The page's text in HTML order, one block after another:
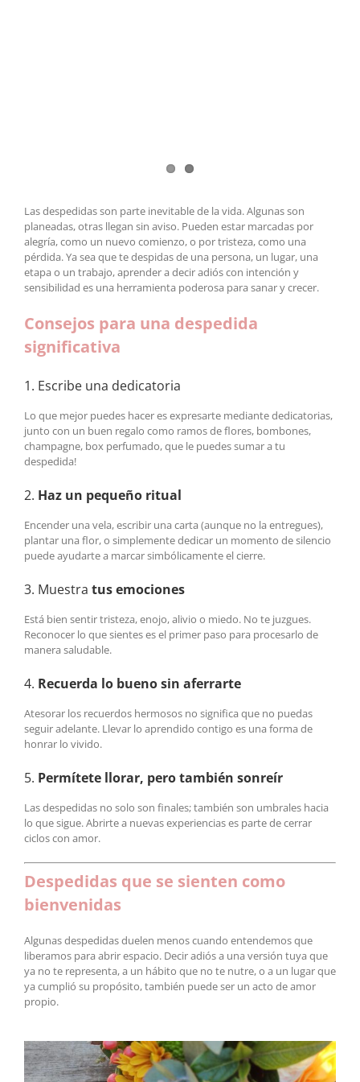
Las despedidas son parte inevitable de la vida. Algunas son
planeadas, otras llegan sin aviso. Pueden estar marcadas por
alegría, como un nuevo comienzo, o por tristeza, como una
pérdida. Ya sea que te despidas de una persona, un lugar, una
etapa o un trabajo, aprender a decir adiós con intención y
sensibilidad es una herramienta poderosa para sanar y crecer.
Consejos para una despedida
significativa
1. Escribe una dedicatoria
Lo que mejor puedes hacer es expresarte mediante dedicatorias,
junto con un buen regalo como ramos de flores, bombones,
champagne, box perfumado, que le puedes sumar a tu
despedida!
2. Haz un pequeño ritual
Encender una vela, escribir una carta (aunque no la entregues),
plantar una flor, o simplemente dedicar un momento de silencio
puede ayudarte a marcar simbólicamente el cierre.
3. Muestra tus emociones
Está bien sentir tristeza, enojo, alivio o miedo. No te juzgues.
Reconocer lo que sientes es el primer paso para procesarlo de
manera saludable.
4. Recuerda lo bueno sin aferrarte
Atesorar los recuerdos hermosos no significa que no puedas
seguir adelante. Llevar lo aprendido contigo es una forma de
honrar lo vivido.
5. Permítete llorar, pero también sonreír
Las despedidas no solo son finales; también son umbrales hacia
lo que sigue. Abrirte a nuevas experiencias es parte de cerrar
ciclos con amor.
Despedidas que se sienten como
bienvenidas
Algunas despedidas duelen menos cuando entendemos que
liberamos para abrir espacio. Decir adiós a una versión tuya que
ya no te representa, a un hábito que no te nutre, o a un lugar que
ya cumplió su propósito, también puede ser un acto de amor
propio.